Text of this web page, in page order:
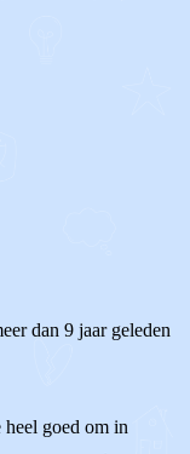
dan 9 jaar geleden
goed om in